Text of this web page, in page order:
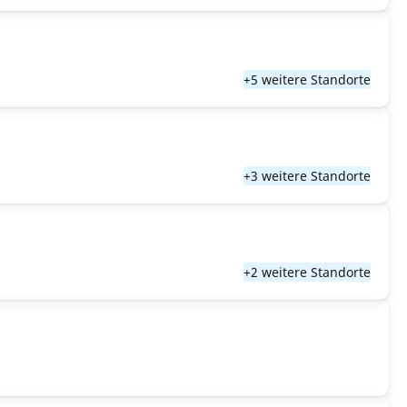
+5 weitere Standorte
+3 weitere Standorte
+2 weitere Standorte